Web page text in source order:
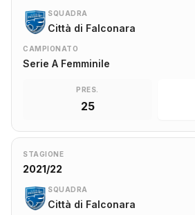
SQUADRA
Città di Falconara
CAMPIONATO
Serie A Femminile
PRES.
25
STAGIONE
2021/22
SQUADRA
Città di Falconara